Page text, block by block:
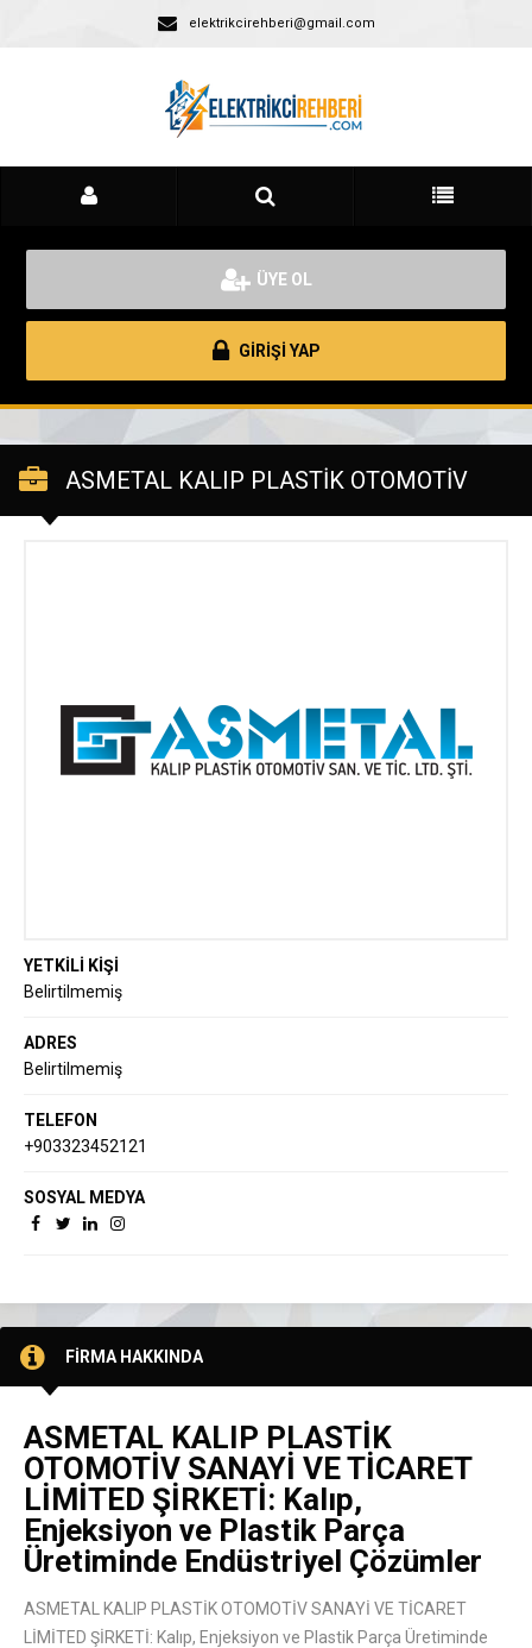
elektrikcirehberi@gmail.com
ÜYE OL
GİRİŞİ YAP
ASMETAL KALIP PLASTİK OTOMOTİV
YETKİLİ KİŞİ
Belirtilmemiş
ADRES
Belirtilmemiş
TELEFON
+903323452121
SOSYAL MEDYA
FİRMA HAKKINDA
ASMETAL KALIP PLASTİK
OTOMOTİV SANAYİ VE TİCARET
LİMİTED ŞİRKETİ: Kalıp,
Enjeksiyon ve Plastik Parça
Üretiminde Endüstriyel Çözümler
ASMETAL KALIP PLASTİK OTOMOTİV SANAYİ VE TİCARET
LİMİTED ŞİRKETİ: Kalıp, Enjeksiyon ve Plastik Parça Üretiminde